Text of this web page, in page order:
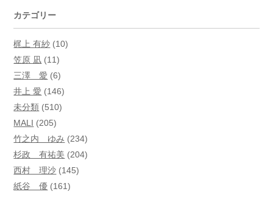
カテゴリー
梶上 有紗 (10)
笠原 凪 (11)
三澤 愛 (6)
井上 愛 (146)
未分類 (510)
MALI (205)
竹之内 ゆみ (234)
杉政 有祐美 (204)
西村 理沙 (145)
紙谷 優 (161)